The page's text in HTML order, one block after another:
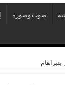
صوت وصورة